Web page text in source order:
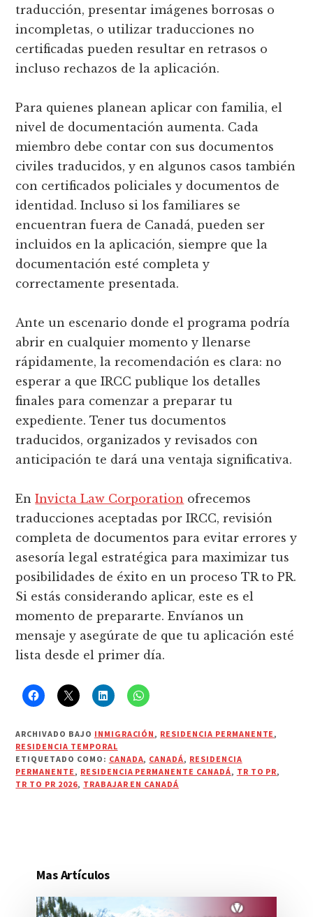
traducción, presentar imágenes borrosas o
incompletas, o utilizar traducciones no
certificadas pueden resultar en retrasos o
incluso rechazos de la aplicación.
Para quienes planean aplicar con familia, el
nivel de documentación aumenta. Cada
miembro debe contar con sus documentos
civiles traducidos, y en algunos casos también
con certificados policiales y documentos de
identidad. Incluso si los familiares se
encuentran fuera de Canadá, pueden ser
incluidos en la aplicación, siempre que la
documentación esté completa y
correctamente presentada.
Ante un escenario donde el programa podría
abrir en cualquier momento y llenarse
rápidamente, la recomendación es clara: no
esperar a que IRCC publique los detalles
finales para comenzar a preparar tu
expediente. Tener tus documentos
traducidos, organizados y revisados con
anticipación te dará una ventaja significativa.
EnInvicta Law Corporation ofrecemos
traducciones aceptadas por IRCC, revisión
completa de documentos para evitar errores y
asesoría legal estratégica para maximizar tus
posibilidades de éxito en un proceso TR to PR.
Si estás considerando aplicar, este es el
momento de prepararte. Envíanos un
mensaje y asegúrate de que tu aplicación esté
lista desde el primer día.
ARCHIVADO BAJO INMIGRACIÓN, RESIDENCIA PERMANENTE,
RESIDENCIA TEMPORAL
ETIQUETADO COMO: CANADA, CANADÁ, RESIDENCIA
PERMANENTE, RESIDENCIA PERMANENTE CANADÁ, TR TO PR,
TR TO PR 2026, TRABAJAR EN CANADÁ
Mas Artículos